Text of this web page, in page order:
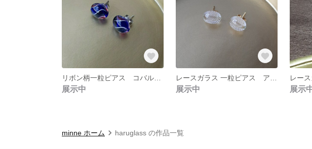
展示中 展示中 展示
minne ホーム haruglass の作品一覧